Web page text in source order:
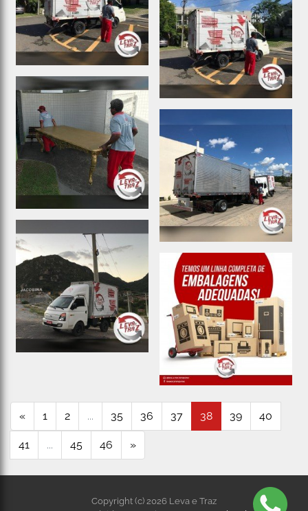
« 1 2 ... 35 36 37 38 39 40
41 ... 45 46 »
Copyright (c) 2026 Leva e Traz